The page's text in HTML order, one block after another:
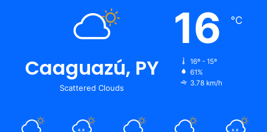
Caaguazú, PY
Scattered Clouds
16 ℃
16º - 15º
61%
3.78 km/h